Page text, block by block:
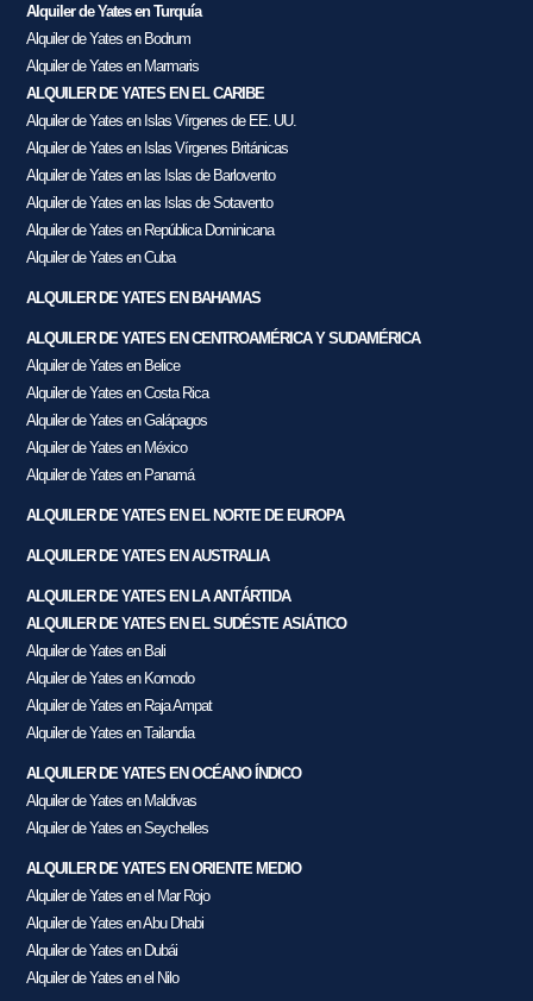
Alquiler de Yates en Turquía
Alquiler de Yates en Bodrum
Alquiler de Yates en Marmaris
ALQUILER DE YATES EN EL CARIBE
Alquiler de Yates en Islas Vírgenes de EE. UU.
Alquiler de Yates en Islas Vírgenes Británicas
Alquiler de Yates en las Islas de Barlovento
Alquiler de Yates en las Islas de Sotavento
Alquiler de Yates en República Dominicana
Alquiler de Yates en Cuba
ALQUILER DE YATES EN BAHAMAS
ALQUILER DE YATES EN CENTROAMÉRICA Y SUDAMÉRICA
Alquiler de Yates en Belice
Alquiler de Yates en Costa Rica
Alquiler de Yates en Galápagos
Alquiler de Yates en México
Alquiler de Yates en Panamá
ALQUILER DE YATES EN EL NORTE DE EUROPA
ALQUILER DE YATES EN AUSTRALIA
ALQUILER DE YATES EN LA ANTÁRTIDA
ALQUILER DE YATES EN EL SUDÉSTE ASIÁTICO
Alquiler de Yates en Bali
Alquiler de Yates en Komodo
Alquiler de Yates en Raja Ampat
Alquiler de Yates en Tailandia
ALQUILER DE YATES EN OCÉANO ÍNDICO
Alquiler de Yates en Maldivas
Alquiler de Yates en Seychelles
ALQUILER DE YATES EN ORIENTE MEDIO
Alquiler de Yates en el Mar Rojo
Alquiler de Yates en Abu Dhabi
Alquiler de Yates en Dubái
Alquiler de Yates en el Nilo